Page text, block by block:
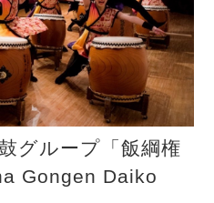
グループ「飯綱権
Gongen Daiko